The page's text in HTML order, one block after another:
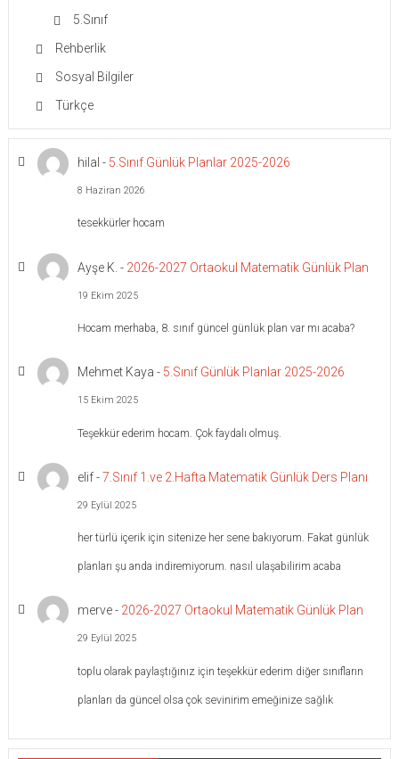
5.Sınıf
Rehberlik
Sosyal Bilgiler
Türkçe
hilal - 5.Sınıf Günlük Planlar 2025-2026
8 Haziran 2026
tesekkürler hocam
Ayşe K. - 2026-2027 Ortaokul Matematik Günlük Plan
19 Ekim 2025
Hocam merhaba, 8. sınıf güncel günlük plan var mı acaba?
Mehmet Kaya - 5.Sınıf Günlük Planlar 2025-2026
15 Ekim 2025
Teşekkür ederim hocam. Çok faydalı olmuş.
elif-7.Sınıf 1.ve 2.Hafta Matematik Günlük Ders Planı
29 Eylül 2025
her türlü içerik için sitenize her sene bakıyorum. Fakat günlük
planları şu anda indiremiyorum. nasıl ulaşabilirim acaba
merve- 2026-2027 Ortaokul Matematik Günlük Plan
29 Eylül 2025
toplu olarak paylaştığınız için teşekkür ederim diğer sınıfların
planları da güncel olsa çok sevinirim emeğinize sağlık